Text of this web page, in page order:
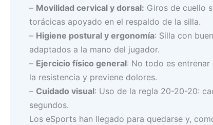
– Movilidad cervical y dorsal: Giros de cuello
torácicas apoyado en el respaldo de la silla.
– Higiene postural y ergonomía: Silla con
adaptados a la mano del jugador.
– Ejercicio físico general: No todo es
la resistencia y previene dolores.
– Cuidado visual: Uso de la regla 20-20-20:
segundos.
Los eSports han llegado para quedarse y,